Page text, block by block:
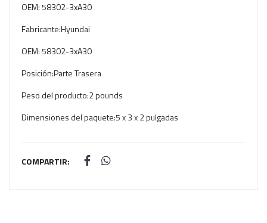
OEM: 58302-3xA30
Fabricante:‎Hyundai
OEM: 58302-3xA30
Posición:‎Parte Trasera
Peso del producto:‎2 pounds
Dimensiones del paquete:‎5 x 3 x 2 pulgadas
COMPARTIR: